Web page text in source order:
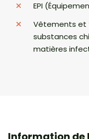
EPI
Vêtements et
substances
matières